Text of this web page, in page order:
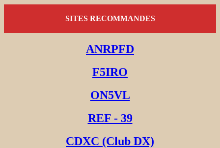
SITES RECOMMANDES
ANRPFD
F5IRO
ON5VL
REF - 39
CDXC (Club DX)